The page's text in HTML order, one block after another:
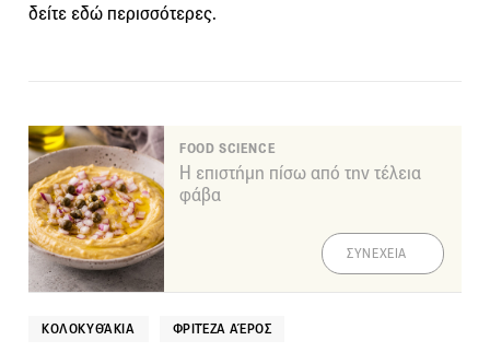
δείτε εδώ περισσότερες.
FOOD SCIENCE
Η επιστήμη πίσω από την τέλεια
φάβα
ΣΥΝΕΧΕΙΑ
ΚΟΛΟΚΥΘΆΚΙΑ ΦΡΙΤΈΖΑ ΑΈΡΟΣ